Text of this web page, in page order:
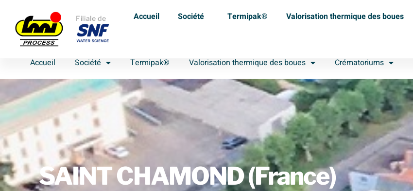
Filiale de Accueil Société Termipak® Valorisation thermique des boues
Accueil
Société Termipak® Valorisation thermique des boues Crématoriums
SAINT CHAMOND (France)